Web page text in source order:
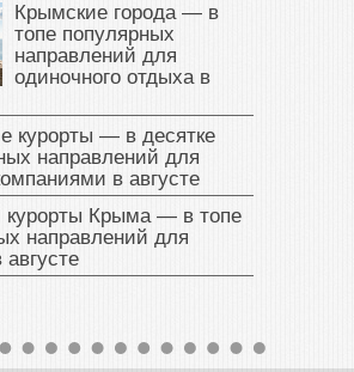
Крымские города — в
топе популярных
направлений для
одиночного отдыха в
курорты — в десятке
направлений для
в августе
курорты Крыма — в топе
направлений для